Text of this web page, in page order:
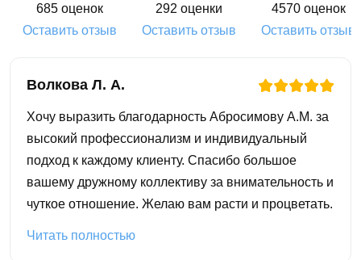
685 оценок
Оставить отзыв
292 оценки
Оставить отзыв
4570 оценок
Оставить отзыв
Волкова Л. А.
Хочу выразить благодарность Абросимову А.М. за
высокий профессионализм и индивидуальный
подход к каждому клиенту. Спасибо большое
вашему дружному коллективу за внимательность и
чуткое отношение. Желаю вам расти и процветать.
Читать полностью